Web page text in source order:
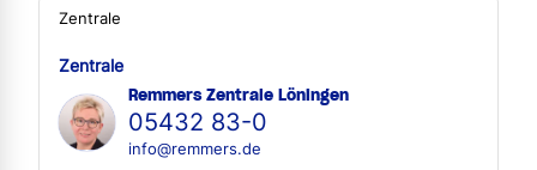
Zentrale
Zentrale
Remmers Zentrale Löningen
05432 83-0
info@remmers.de